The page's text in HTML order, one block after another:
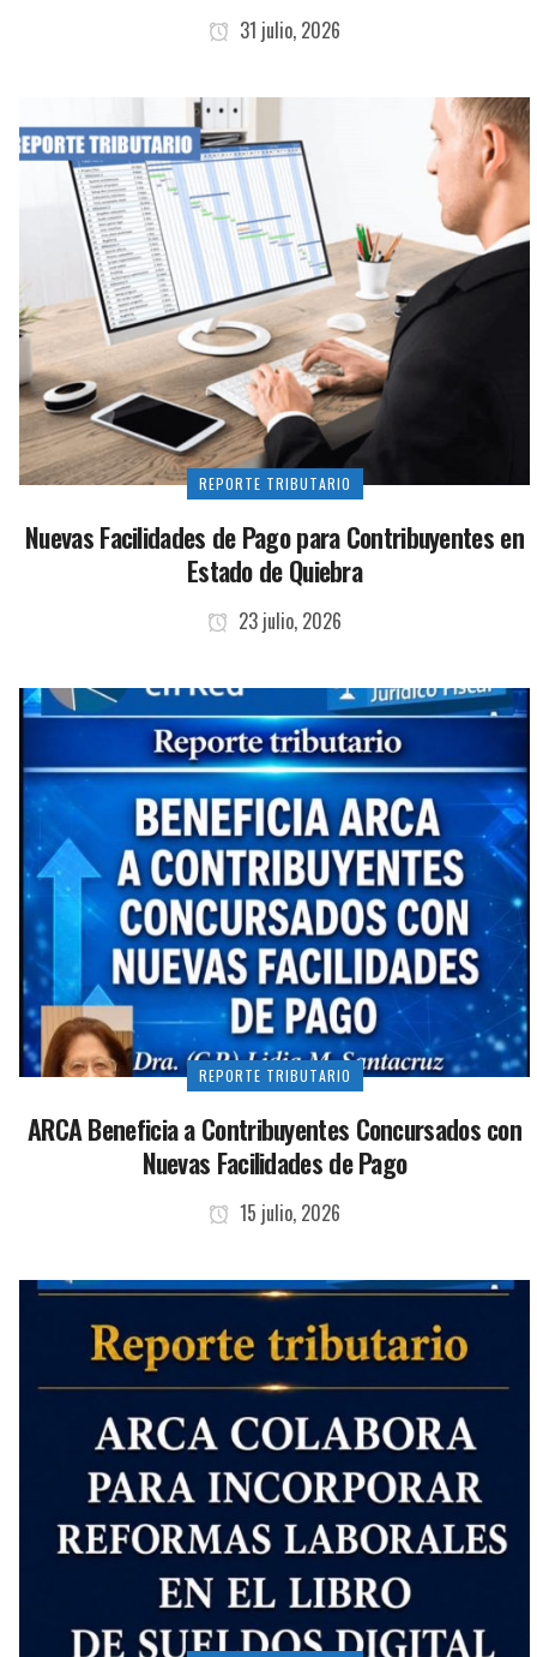
31 julio, 2026
REPORTE TRIBUTARIO
Nuevas Facilidades de Pago para Contribuyentes en
Estado de Quiebra
23 julio, 2026
REPORTE TRIBUTARIO
ARCA Beneficia a Contribuyentes Concursados con
Nuevas Facilidades de Pago
15 julio, 2026